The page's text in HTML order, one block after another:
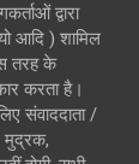
द्वारा
आदि ) शामिल
तरह के
करता है।
संवाददाता /
मुद्रक,